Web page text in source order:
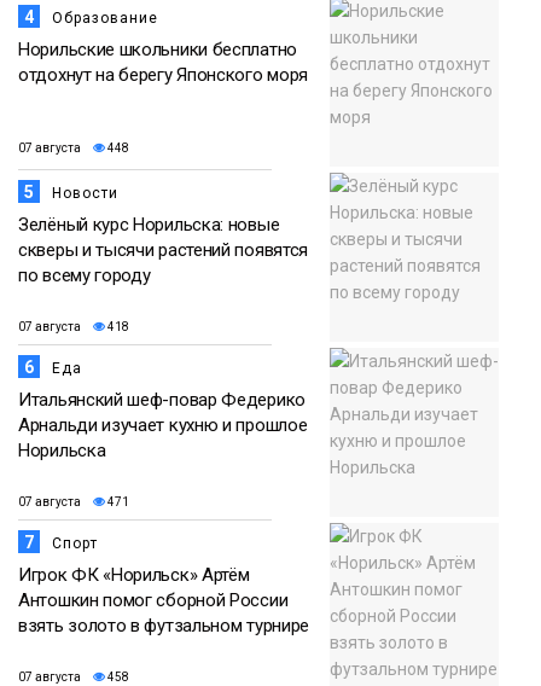
4 Образование
Норильские школьники бесплатно
отдохнут на берегу Японского моря
07 августа 448
5 Новости
Зелёный курс Норильска: новые
скверы и тысячи растений появятся
по всему городу
07 августа 418
6 Еда
Итальянский шеф-повар Федерико
Арнальди изучает кухню и прошлое
Норильска
07 августа 471
7 Спорт
Игрок ФК «Норильск» Артём
Антошкин помог сборной России
взять золото в футзальном турнире
07 августа 458